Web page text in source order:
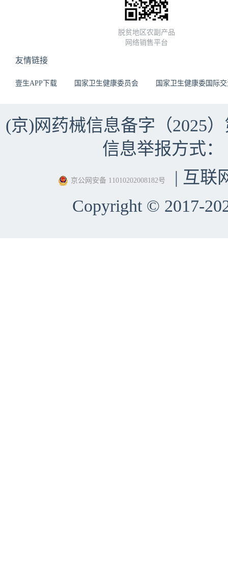
脱贫地区农副产品
网络销售平台
友情链接
壹生APP下载 国家卫生健康委员会 国家卫生健康委国际
(京)网药械信息备字（2025
信息举报方式：
京公网安备 11010202008182号
| 互联
Copyright © 2017-